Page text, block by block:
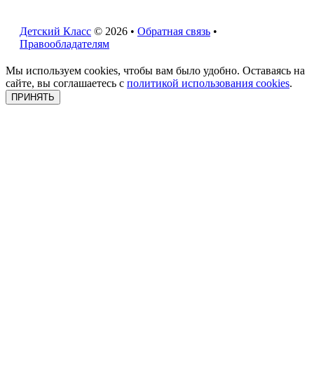
Детский Класс © 2026 • Обратная связь •
Правообладателям
Мы используем cookies, чтобы вам было удобно. Оставаясь на
сайте, вы соглашаетесь с политикой использования cookies.
ПРИНЯТЬ